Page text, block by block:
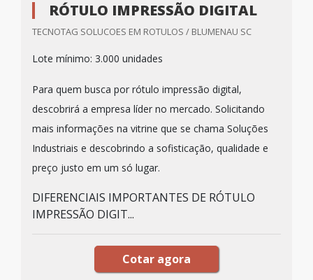
RÓTULO IMPRESSÃO DIGITAL
TECNOTAG SOLUCOES EM ROTULOS / BLUMENAU SC
Lote mínimo: 3.000 unidades
Para quem busca por rótulo impressão digital,
descobrirá a empresa líder no mercado. Solicitando
mais informações na vitrine que se chama Soluções
Industriais e descobrindo a sofisticação, qualidade e
preço justo em um só lugar.
DIFERENCIAIS IMPORTANTES DE RÓTULO
IMPRESSÃO DIGIT...
Cotar agora